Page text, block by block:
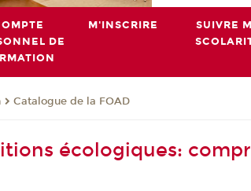
DE
M'INSCRIRE
SUIVRE
Catalogue de la FOAD
écologiques: